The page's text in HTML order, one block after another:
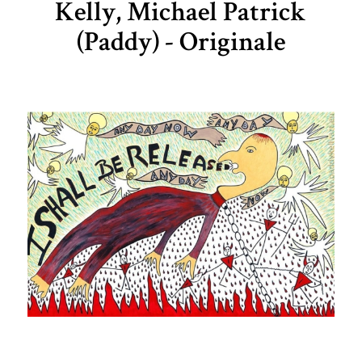
Kelly, Michael Patrick
(Paddy) - Originale